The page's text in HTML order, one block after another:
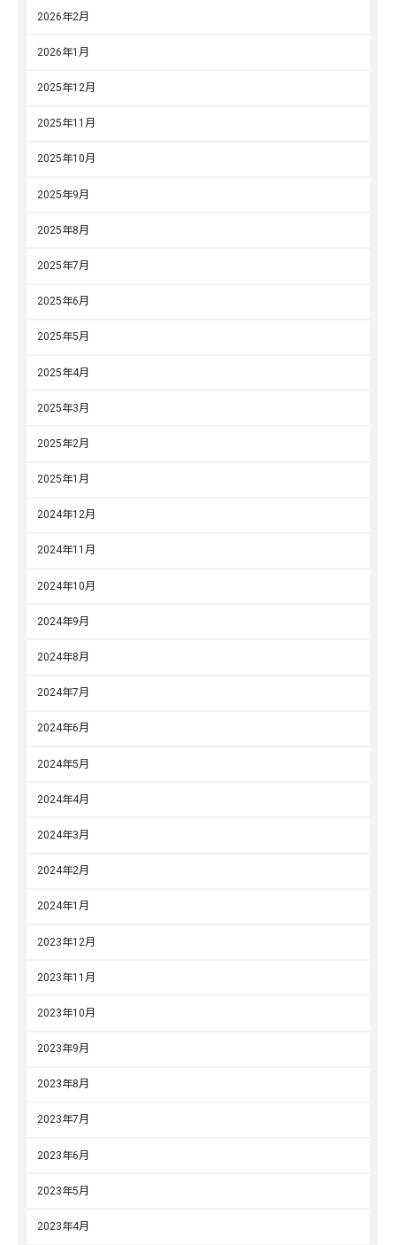
2026年2月
2026年1月
2025年12月
2025年11月
2025年10月
2025年9月
2025年8月
2025年7月
2025年6月
2025年5月
2025年4月
2025年3月
2025年2月
2025年1月
2024年12月
2024年11月
2024年10月
2024年9月
2024年8月
2024年7月
2024年6月
2024年5月
2024年4月
2024年3月
2024年2月
2024年1月
2023年12月
2023年11月
2023年10月
2023年9月
2023年8月
2023年7月
2023年6月
2023年5月
2023年4月